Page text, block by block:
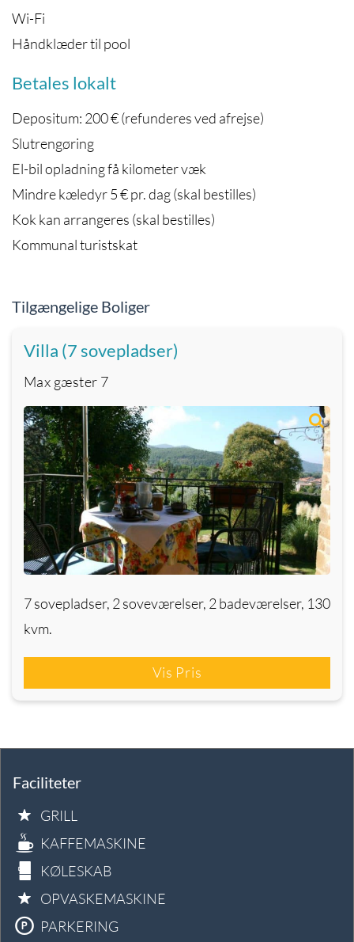
Wi-Fi
Håndklæder til pool
Betales lokalt
Depositum: 200 € (refunderes ved afrejse)
Slutrengøring
El-bil opladning få kilometer væk
Mindre kæledyr 5 € pr. dag (skal bestilles)
Kok kan arrangeres (skal bestilles)
Kommunal turistskat
Tilgængelige Boliger
Villa (7 sovepladser)
Max gæster 7
7 sovepladser, 2 soveværelser, 2 badeværelser, 130
kvm.
Vis Pris
Faciliteter
GRILL
KAFFEMASKINE
KØLESKAB
OPVASKEMASKINE
PARKERING